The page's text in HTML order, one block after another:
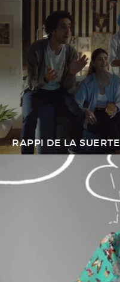
RAPPI DE LA SUERTE